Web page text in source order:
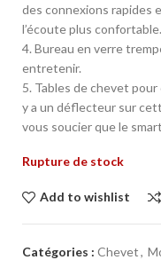
des connexions rapides
l’écoute plus confortable.
4. Bureau en verre
entretenir.
5. Tables de chevet
y a un déflecteur sur
vous soucier que le
Rupture de stock
Add to wishlist
Catégories : Chevet,